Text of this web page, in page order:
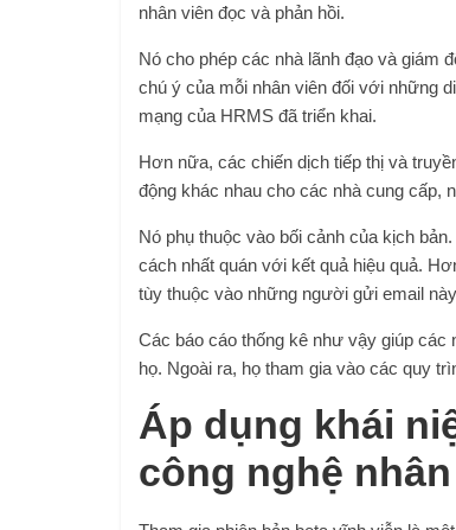
nhân viên đọc và phản hồi.
Nó cho phép các nhà lãnh đạo và giám
chú ý của mỗi nhân viên đối với những
mạng của HRMS đã triển khai.
Hơn nữa, các chiến dịch tiếp thị và
động khác nhau cho các nhà cung cấp,
Nó phụ thuộc vào bối cảnh của kịch
cách nhất quán với kết quả hiệu quả.
tùy thuộc vào những người gửi email
Các báo cáo thống kê như vậy giúp
họ. Ngoài ra, họ tham gia vào các quy
Áp dụng khái
công nghệ